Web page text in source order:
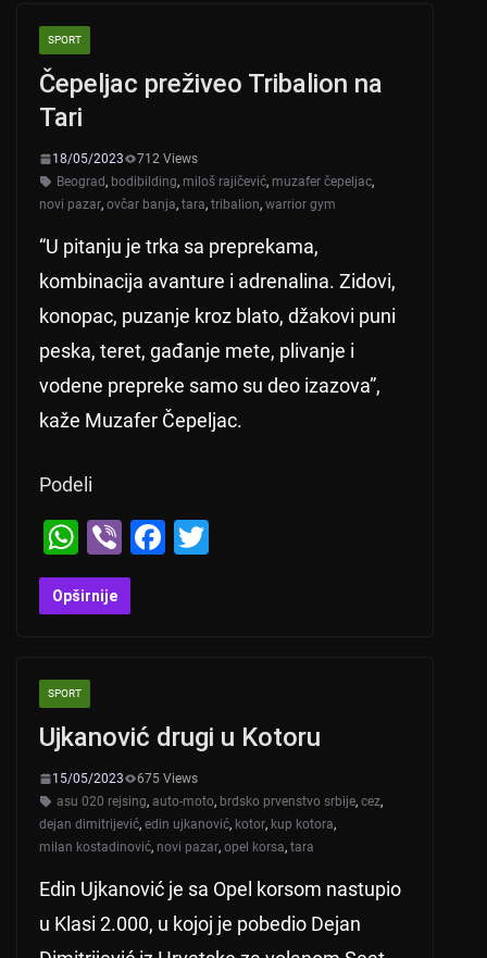
A
p
p
o
SPORT
Čepeljac preživeo Tribalion na
Tari
18/05/2023
712 Views
Beograd, bodibilding, miloš rajičević, muzafer čepeljac,
novi pazar, ovčar banja, tara, tribalion, warrior gym
“U pitanju je trka sa preprekama,
kombinacija avanture i adrenalina. Zidovi,
konopac, puzanje kroz blato, džakovi puni
peska, teret, gađanje mete, plivanje i
vodene prepreke samo su deo izazova”,
kaže Muzafer Čepeljac.
Podeli
W
h
at
A
p
p
Vi
b
er
F
o
k
Opširnije
SPORT
Ujkanović drugi u Kotoru
15/05/2023
675 Views
asu 020 rejsing, auto-moto, brdsko prvenstvo srbije, cez,
dejan dimitrijević, edin ujkanović, kotor, kup kotora,
milan kostadinović, novi pazar, opel korsa, tara
Edin Ujkanović je sa Opel korsom nastupio
u Klasi 2.000, u kojoj je pobedio Dejan